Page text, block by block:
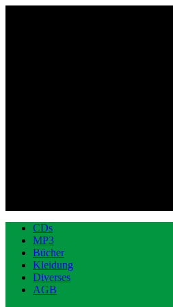
CDs
MP3
Bücher
Kleidung
Diverses
AGB